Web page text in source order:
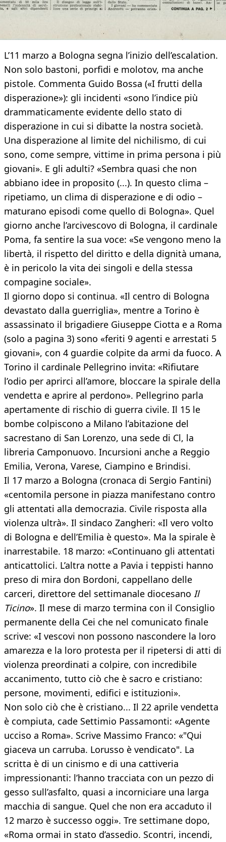
L’11 marzo a Bologna segna l’inizio dell’escalation.
Non solo bastoni, porfidi e molotov, ma anche
pistole. Commenta Guido Bossa («I frutti della
disperazione»): gli incidenti «sono l’indice più
drammaticamente evidente dello stato di
disperazione in cui si dibatte la nostra società.
Una disperazione al limite del nichilismo, di cui
sono, come sempre, vittime in prima persona i più
giovani». E gli adulti? «Sembra quasi che non
abbiano idee in proposito (...). In questo clima –
ripetiamo, un clima di disperazione e di odio –
maturano episodi come quello di Bologna». Quel
giorno anche l’arcivescovo di Bologna, il cardinale
Poma, fa sentire la sua voce: «Se vengono meno la
libertà, il rispetto del diritto e della dignità umana,
è in pericolo la vita dei singoli e della stessa
compagine sociale».
Il giorno dopo si continua. «Il centro di Bologna
devastato dalla guerriglia», mentre a Torino è
assassinato il brigadiere Giuseppe Ciotta e a Roma
(solo a pagina 3) sono «feriti 9 agenti e arrestati 5
giovani», con 4 guardie colpite da armi da fuoco. A
Torino il cardinale Pellegrino invita: «Rifiutare
l’odio per aprirci all’amore, bloccare la spirale della
vendetta e aprire al perdono». Pellegrino parla
apertamente di rischio di guerra civile. Il 15 le
bombe colpiscono a Milano l’abitazione del
sacrestano di San Lorenzo, una sede di Cl, la
libreria Camponuovo. Incursioni anche a Reggio
Emilia, Verona, Varese, Ciampino e Brindisi.
Il 17 marzo a Bologna (cronaca di Sergio Fantini)
«centomila persone in piazza manifestano contro
gli attentati alla democrazia. Civile risposta alla
violenza ultrà». Il sindaco Zangheri: «Il vero volto
di Bologna e dell’Emilia è questo». Ma la spirale è
inarrestabile. 18 marzo: «Continuano gli attentati
anticattolici. L’altra notte a Pavia i teppisti hanno
preso di mira don Bordoni, cappellano delle
carceri, direttore del settimanale diocesano Il
Ticino». Il mese di marzo termina con il Consiglio
permanente della Cei che nel comunicato finale
scrive: «I vescovi non possono nascondere la loro
amarezza e la loro protesta per il ripetersi di atti di
violenza preordinati a colpire, con incredibile
accanimento, tutto ciò che è sacro e cristiano:
persone, movimenti, edifici e istituzioni».
Non solo ciò che è cristiano... Il 22 aprile vendetta
è compiuta, cade Settimio Passamonti: «Agente
ucciso a Roma». Scrive Massimo Franco: «"Qui
giaceva un carruba. Lorusso è vendicato". La
scritta è di un cinismo e di una cattiveria
impressionanti: l’hanno tracciata con un pezzo di
gesso sull’asfalto, quasi a incorniciare una larga
macchia di sangue. Quel che non era accaduto il
12 marzo è successo oggi». Tre settimane dopo,
«Roma ormai in stato d’assedio. Scontri, incendi,